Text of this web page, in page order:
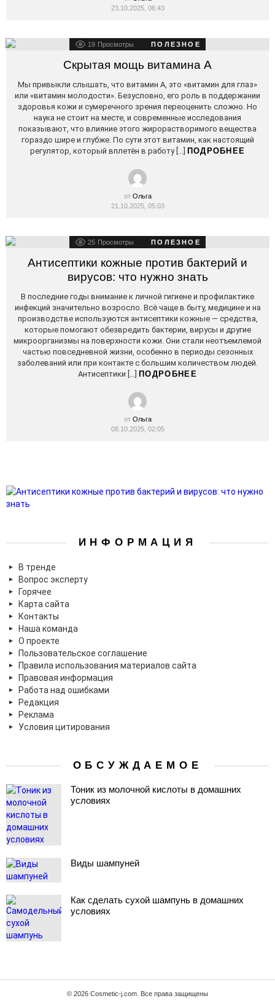
23.10.2025, 06:43
19 Просмотры ПОЛЕЗНОЕ
Скрытая мощь витамина А
Мы привыкли слышать, что витамин А, это «витамин для глаз»
или «витамин молодости». Безусловно, его роль в поддержании
здоровья кожи и сумеречного зрения переоценить сложно. Но
наука не стоит на месте, и современные исследования
показывают, что влияние этого жирорастворимого вещества
гораздо шире и глубже. По сути этот витамин, как настоящий
регулятор, который вплетён в работу […] ПОДРОБНЕЕ
от Ольга
21.10.2025, 05:03
25 Просмотры ПОЛЕЗНОЕ
Антисептики кожные против бактерий и
вирусов: что нужно знать
В последние годы внимание к личной гигиене и профилактике
инфекций значительно возросло. Всё чаще в быту, медицине и на
производстве используются антисептики кожные — средства,
которые помогают обезвредить бактерии, вирусы и другие
микроорганизмы на поверхности кожи. Они стали неотъемлемой
частью повседневной жизни, особенно в периоды сезонных
заболеваний или при контакте с большим количеством людей.
Антисептики […] ПОДРОБНЕЕ
от Ольга
08.10.2025, 02:05
ИНФОРМАЦИЯ
В тренде
Вопрос эксперту
Горячее
Карта сайта
Контакты
Наша команда
О проекте
Пользовательское соглашение
Правила использования материалов сайта
Правовая информация
Работа над ошибками
Редакция
Реклама
Условия цитирования
ОБСУЖДАЕМОЕ
Тоник из молочной кислоты в домашних
условиях
Виды шампуней
Как сделать сухой шампунь в домашних
условиях
© 2026 Cosmetic-j.com. Все права защищены